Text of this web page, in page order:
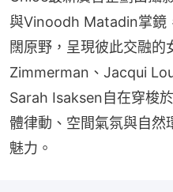
與Vinoodh Matadin掌鏡
闊原野，呈現彼此交融的
Zimmerman、Jacqui
Sarah Isaksen自在穿梭
體律動、空間氣氛與自然
魅力。